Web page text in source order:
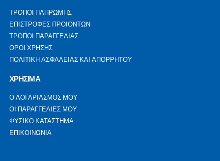
ΤΡΟΠΟΙ ΠΛΗΡΩΜΗΣ
ΕΠΙΣΤΡΟΦΕΣ ΠΡΟΙΟΝΤΩΝ
ΤΡΟΠΟΙ ΠΑΡΑΓΓΕΛΙΑΣ
ΟΡΟΙ ΧΡΗΣΗΣ
ΠΟΛΙΤΙΚΗ ΑΣΦΑΛΕΙΑΣ ΚΑΙ ΑΠΟΡΡΗΤΟΥ
ΧΡΗΣΙΜΑ
Ο ΛΟΓΑΡΙΑΣΜΟΣ ΜΟΥ
ΟΙ ΠΑΡΑΓΓΕΛΙΕΣ ΜΟΥ
ΦΥΣΙΚΟ ΚΑΤΑΣΤΗΜΑ
ΕΠΙΚΟΙΝΩΝΙΑ